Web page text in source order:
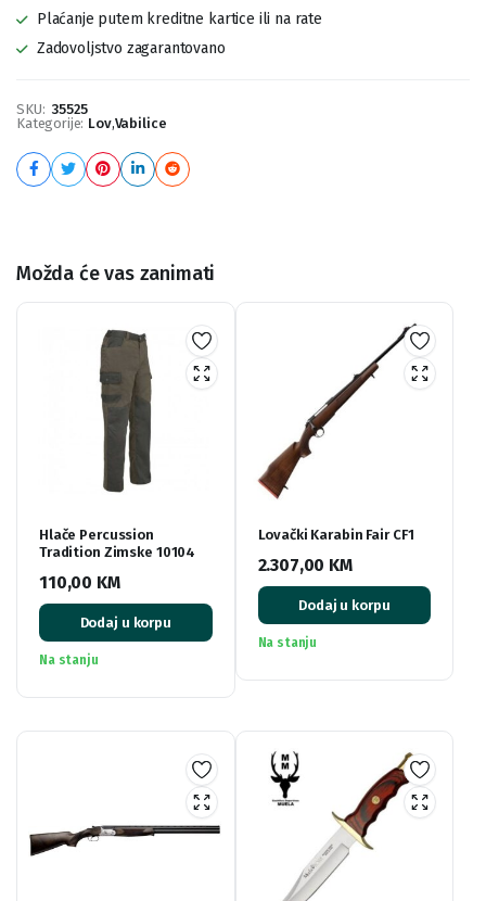
Plaćanje putem kreditne kartice ili na rate
Zadovoljstvo zagarantovano
SKU: 35525
Kategorije: Lov,Vabilice
Možda će vas zanimati
Hlače Percussion
Tradition Zimske 10104
110,00 KM
Dodaj u korpu
Na stanju
Lovački Karabin Fair CF1
2.307,00 KM
Dodaj u korpu
Na stanju